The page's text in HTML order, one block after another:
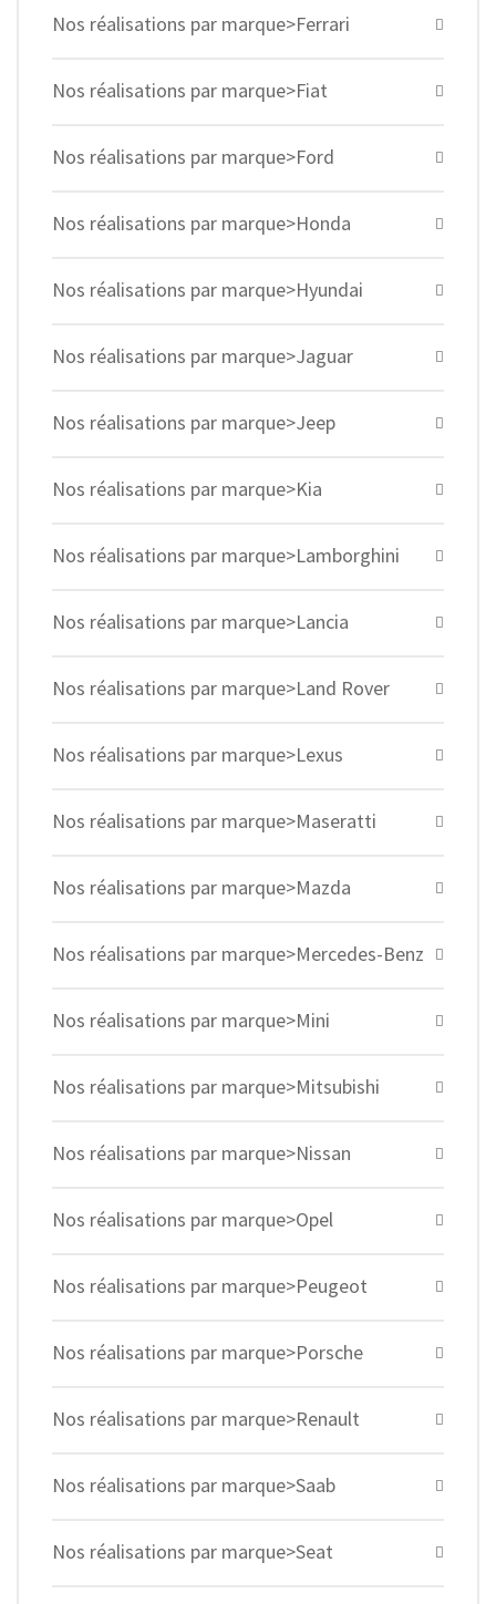
Nos réalisations par marque>Ferrari
Nos réalisations par marque>Fiat
Nos réalisations par marque>Ford
Nos réalisations par marque>Honda
Nos réalisations par marque>Hyundai
Nos réalisations par marque>Jaguar
Nos réalisations par marque>Jeep
Nos réalisations par marque>Kia
Nos réalisations par marque>Lamborghini
Nos réalisations par marque>Lancia
Nos réalisations par marque>Land Rover
Nos réalisations par marque>Lexus
Nos réalisations par marque>Maseratti
Nos réalisations par marque>Mazda
Nos réalisations par marque>Mercedes-Benz
Nos réalisations par marque>Mini
Nos réalisations par marque>Mitsubishi
Nos réalisations par marque>Nissan
Nos réalisations par marque>Opel
Nos réalisations par marque>Peugeot
Nos réalisations par marque>Porsche
Nos réalisations par marque>Renault
Nos réalisations par marque>Saab
Nos réalisations par marque>Seat